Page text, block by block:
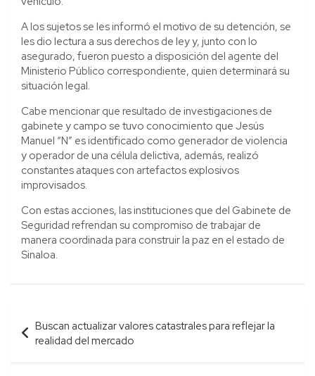
A los sujetos se les informó el motivo de su detención, se
les dio lectura a sus derechos de ley y, junto con lo
asegurado, fueron puesto a disposición del agente del
Ministerio Público correspondiente, quien determinará su
situación legal.
Cabe mencionar que resultado de investigaciones de
gabinete y campo se tuvo conocimiento que Jesús
Manuel “N” es identificado como generador de violencia
y operador de una célula delictiva, además, realizó
constantes ataques con artefactos explosivos
improvisados.
Con estas acciones, las instituciones que del Gabinete de
Seguridad refrendan su compromiso de trabajar de
manera coordinada para construir la paz en el estado de
Sinaloa.
Navegación
de
entradas
Buscan actualizar valores catastrales para reflejar la
realidad del mercado